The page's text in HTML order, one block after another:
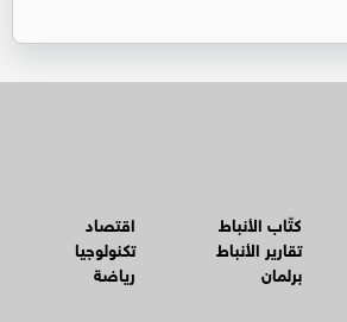
كتّاب الأنباط
تقارير الأنباط
برلمان
اقتصاد
تكنولوجيا
رياضة